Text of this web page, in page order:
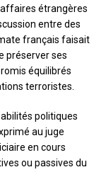
étrangères
entre des
français faisait
préserver ses
équilibrés
terroristes.
politiques
au juge
en cours
ou passives du